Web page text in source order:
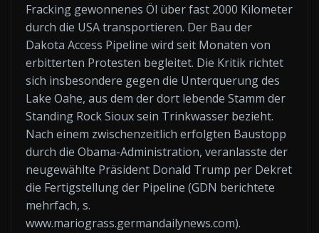
Fracking gewonnenes Öl über fast 2000 Kilometer
durch die USA transportieren. Der Bau der
Dakota Access Pipeline wird seit Monaten von
erbitterten Protesten begleitet. Die Kritik richtet
sich insbesondere gegen die Unterquerung des
Lake Oahe, aus dem der dort lebende Stamm der
Standing Rock Sioux sein Trinkwasser bezieht.
Nach einem zwischenzeitlich erfolgten Baustopp
durch die Obama-Administration, veranlasste der
neugewählte Präsident Donald Trump per Dekret
die Fertigstellung der Pipeline (GDN berichtete
mehrfach, s.
www.mariograss.germandailynews.com).